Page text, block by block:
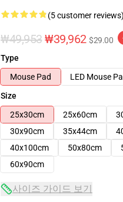
(5 customer reviews)
₩49,953 ₩39,962 $29.00
Type
Mouse Pad
LED Mouse
Size
25x30cm
25x60cm
30x90cm
35x44cm
40x100cm
50x80cm
60x90cm
사이즈 가이드 보기